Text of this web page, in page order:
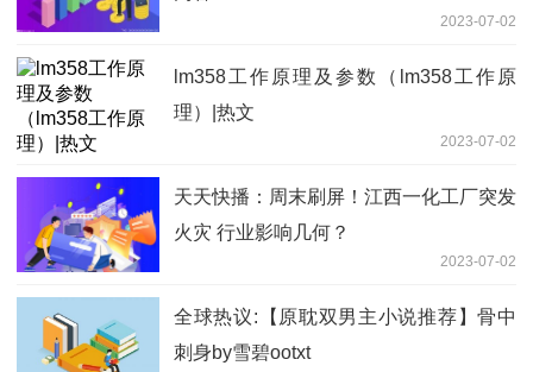
2023-07-02
lm358工作原理及参数（lm358工作原
理）|热文
2023-07-02
天天快播：周末刷屏！​江西一化工厂突发
火灾 行业影响几何？
2023-07-02
全球热议:【原耽双男主小说推荐】骨中
刺身by雪碧ootxt